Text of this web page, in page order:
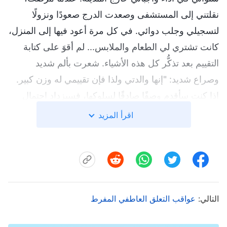
نقلتني إلى المستشفى وصعدت الدرج صعودًا ونزولًا
لتسجيلي وجلب دوائي. في كل مرة أعود فيها إلى المنزل،
كانت تشتري لي الطعام والملابس... لم أقوَ على كتابة
التقييم بعد تذكُّر كل هذه الأشياء. شعرت بألم شديد
وصراع شديد: "إنها والدتي ولذا فإن تقييمي له وزن كبير.
إذا كنت سأقدم وصفًا صادقًا لسلوكها، فسيزداد احتمال
إبعادها. ألن تكون هذه نهاية طريق إيمانها؟ وحين تعرف
ممتنة". كان هذا التفكير مثل الشعور بِسِكّين تخترق قلبي،
إلى الله أتضرّع إليه ليرشدني إلى الموقف الصحيح
اقرأ المزيد
التالي: عواقب التعلق العاطفي المفرط